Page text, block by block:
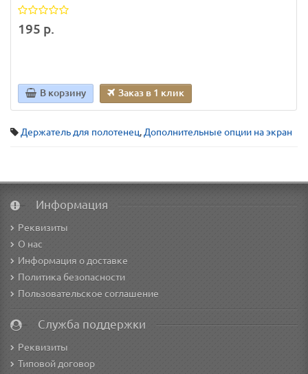
195 р.
В корзину Заказ в 1 клик
Держатель для полотенец, Дополнительные опции на экран
Информация
Реквизиты
О нас
Информация о доставке
Политика безопасности
Пользовательское соглашение
Служба поддержки
Реквизиты
Типовой договор